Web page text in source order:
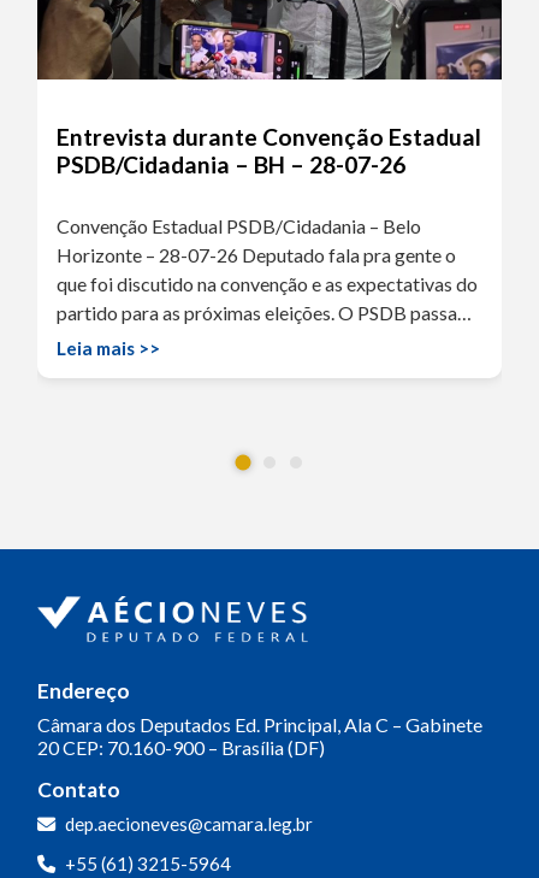
Entrevista durante Convenção Estadual
PSDB/Cidadania – BH – 28-07-26
Convenção Estadual PSDB/Cidadania – Belo
Horizonte – 28-07-26 Deputado fala pra gente o
que foi discutido na convenção e as expectativas do
partido para as próximas eleições. O PSDB passa…
Leia mais >>
Endereço
Câmara dos Deputados Ed. Principal, Ala C – Gabinete
20CEP: 70.160-900 – Brasília (DF)
Contato
dep.aecioneves@camara.leg.br
+55 (61) 3215-5964